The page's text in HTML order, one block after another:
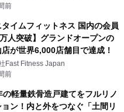
前
タイムフィットネス 国内の会員
人突破】グランドオープンの
が世界6,000店舗目で達成！
Fast Fitness Japan
前
の軽量鉄骨造戸建てをフルリノ
ン！内と外をつなぐ「土間リ